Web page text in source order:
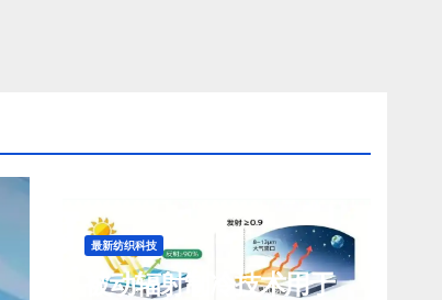
最新纺织科技
被动辐射制冷技术用于